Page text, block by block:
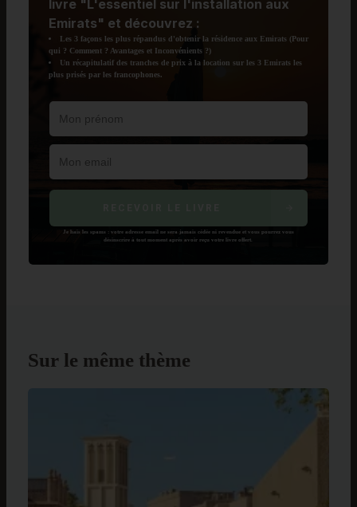
livre "L'essentiel sur l'installation aux
Emirats" et découvrez :
Les 3 façons les plus répandus d'obtenir la résidence aux Emirats (Pour
qui ? Comment ? Avantages et Inconvénients ?)
Un récapitulatif des tranches de prix à la location sur les 3 Emirats les
plus prisés par les francophones.
Je hais les spams : votre adresse email ne sera jamais cédée ni revendue et vous pourrez vous
désinscrire à tout moment après avoir reçu votre livre offert.
Sur le même thème